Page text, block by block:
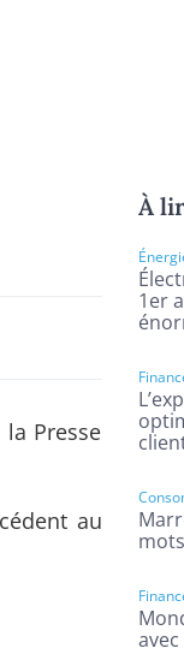
Presse
au
À
1er